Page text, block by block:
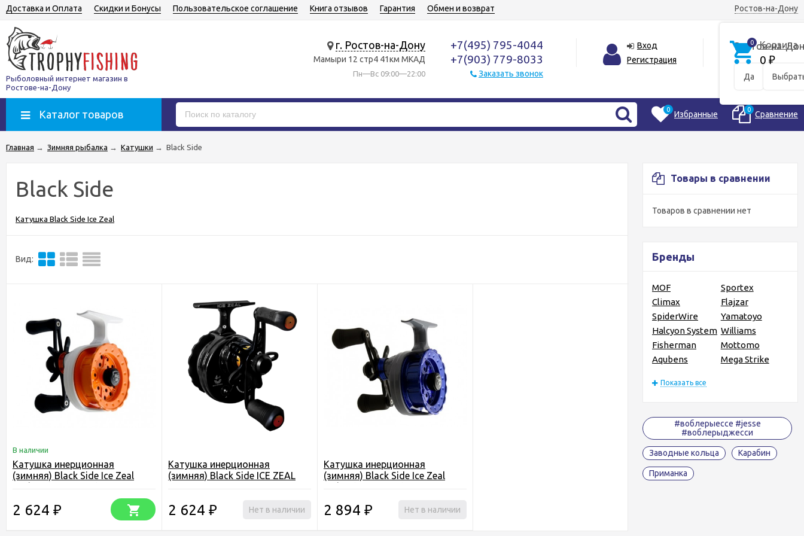
Ростов-на-Дону
Ростов-на-
Да
Доставка и Оплата Скидки и Бонусы Пользовательское соглашение Книга отзывов Гарантия Обмен и возврат
Рыболовный интернет магазин в
Ростове-на-Дону
г. Ростов-на-Дону
Мамыри 12 стр4 41км МКАД
Пн—Вс 09:00—22:00
+7(495) 795-4044
+7(903) 779-8033
Заказать звонок
Вход
Регистрация
0 Корзина
0 ₽
Каталог товаров 0 Избранные 0 Сравнение
Главная → Зимняя рыбалка → Катушки → Black Side
Товары в сравнении
Товаров в сравнении нет
Бренды
MOF
Sportex
Climax
Flajzar
SpiderWire
Yamatoyo
Halcyon System Williams
Fisherman
Mottomo
Aqubens
Mega Strike
Показать все
#воблерыессе #jesse
#воблерыджесси
Заводные кольца Карабин
Приманка
Black Side
Катушка Black Side Ice Zeal
Вид:
В наличии
Катушка инерционная
(зимняя) Black Side Ice Zeal
2 624 ₽
Катушка инерционная
(зимняя) Black Side ICE ZEAL
2 624 ₽ Нет в наличии
Катушка инерционная
(зимняя) Black Side Ice Zeal
2 894 ₽ Нет в наличии